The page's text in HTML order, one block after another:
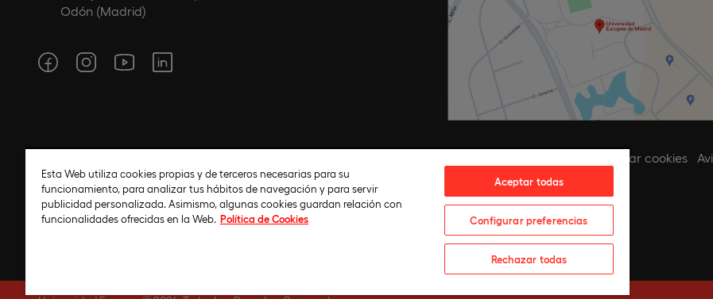
Odón (Madrid)
Configurar cookies
Esta Web utiliza cookies propias y de terceros necesarias para su
funcionamiento, para analizar tus hábitos de navegación y para servir
publicidad personalizada. Asimismo, algunas cookies guardan relación con
funcionalidades ofrecidas en la Web. Política de Cookies
Aceptar todas
Configurar preferencias
Rechazar todas